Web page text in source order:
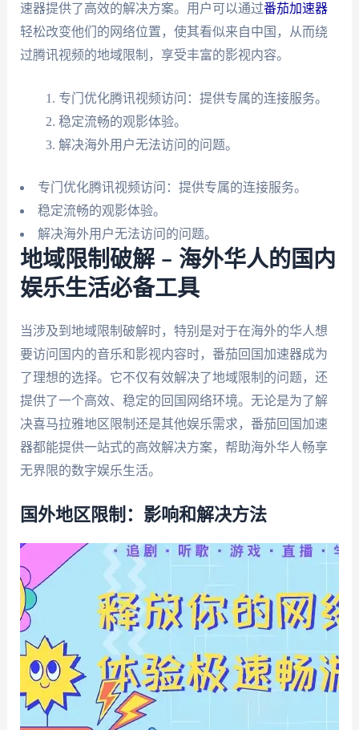
速器提供了高效的解决方案。用户可以通过番茄加速器
轻松改变他们的网络位置，使其看似来自中国，从而绕
过腾讯视频的地域限制，享受丰富的影视内容。
专门优化腾讯视频访问：提供专属的连接服务。
稳定流畅的观影体验。
解决海外用户无法访问的问题。
专门优化腾讯视频访问：提供专属的连接服务。
稳定流畅的观影体验。
解决海外用户无法访问的问题。
地域限制破解 – 海外华人的国内
娱乐生活必备工具
当涉及到地域限制破解时，特别是对于在海外的华人想
要访问国内的音乐和影视内容时，番茄回国加速器成为
了理想的选择。它不仅有效解决了地域限制的问题，还
提供了一个高效、稳定的回国网络环境。无论是为了解
决喜马拉雅地区限制还是其他娱乐需求，番茄回国加速
器都能提供一站式的高效解决方案，帮助海外华人畅享
无界限的数字娱乐生活。
国外地区限制：影响和解决方法